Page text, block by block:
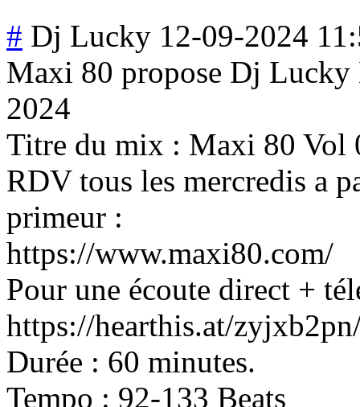
# Dj Lucky 12-09-2024
Maxi 80 propose Dj
2024
Titre du mix : Maxi 80 Vol
RDV tous les mercredis a
primeur :
https://www.maxi80.com/
Pour une écoute direct +
https://hearthis.at/
Durée : 60 minutes.
Tempo : 92-133 Beats